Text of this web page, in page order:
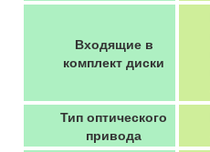
Входящие в
комплект диски
Тип оптического
привода